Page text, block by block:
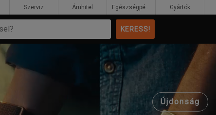
Újdonság
Szerviz Áruhitel Egészségpénztár Gyártók